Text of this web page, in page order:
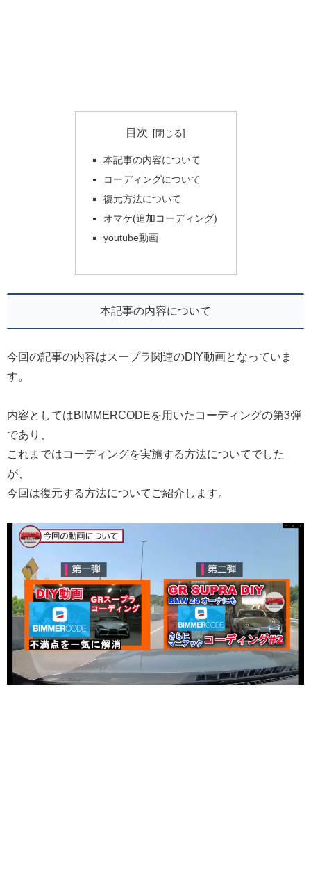
目次
本記事の内容について
コーディングについて
復元方法について
オマケ(追加コーディング)
youtube動画
本記事の内容について
今回の記事の内容はスープラ関連のDIY動画となっていま
す。
内容としてはBIMMERCODEを用いたコーディングの第3弾
であり、
これまではコーディングを実施する方法についてでした
が、
今回は復元する方法についてご紹介します。